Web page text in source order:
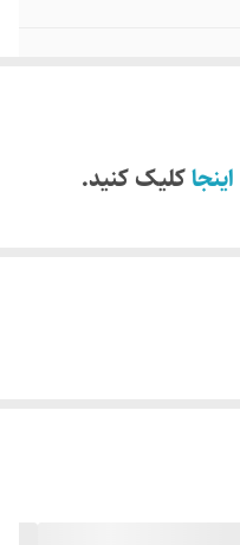
اینجاکلیک کنید.